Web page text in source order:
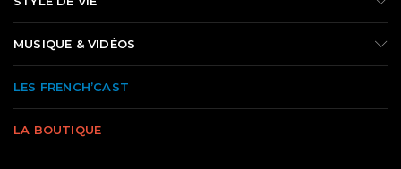
MUSIQUE & VIDÉOS
LES FRENCH’CAST
LA BOUTIQUE